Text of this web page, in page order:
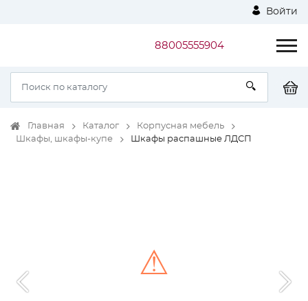
Войти
88005555904
Главная Каталог
Корпусная мебель
Шкафы, шкафы-купе
Шкафы распашные ЛДСП
⚠